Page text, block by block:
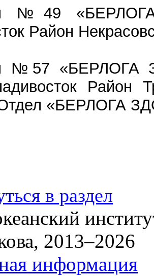
№49
Район
№57 «БЕРЛОГА
Район
«БЕРЛОГА
в раздел
2013–2026
информация